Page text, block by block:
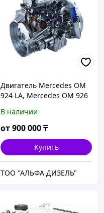
Двигатель Mercedes OM
924 LA, Mercedes OM 926
Mercedes OM 457 LA,
Mercedes OM 501 LA
В наличии
от900 000₸
Купить
ТОО "АЛЬФА ДИЗЕЛЬ"